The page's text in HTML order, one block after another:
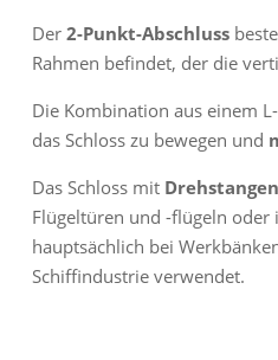
Der 2-Punkt-Abschluss
Rahmen befindet, der die
Die Kombination aus einem
das Schloss zu bewegen und
Das Schloss mit
Flügeltüren und -flügeln
hauptsächlich bei
Schiffindustrie verwendet.